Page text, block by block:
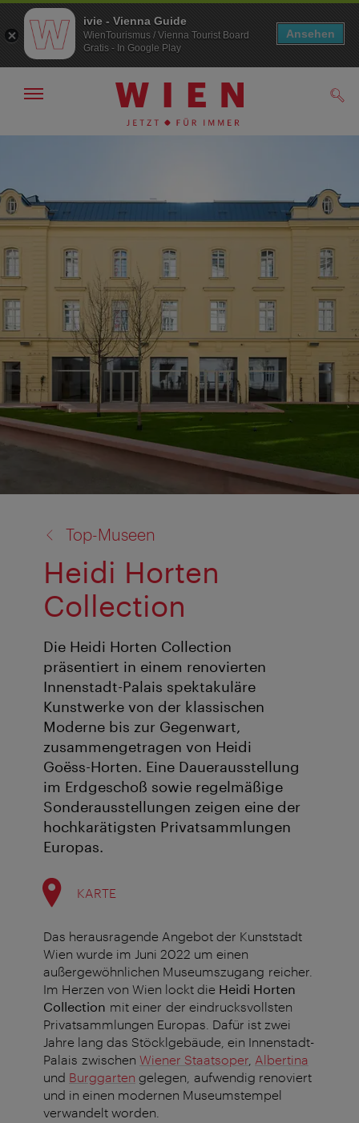
Zur
Zum
Navigation
Top-Museen
Heidi Horten
Collection
Die Heidi Horten Collection
präsentiert in einem renovierten
Innenstadt-Palais spektakuläre
Kunstwerke von der klassischen
Moderne bis zur Gegenwart,
zusammengetragen von Heidi
Goëss-Horten. Eine Dauerausstellung
im Erdgeschoß sowie regelmäßige
Sonderausstellungen zeigen eine der
hochkarätigsten Privatsammlungen
Europas.
KARTE
Das herausragende Angebot der Kunststadt
Wien wurde im Juni 2022 um einen
außergewöhnlichen Museumszugang reicher.
Im Herzen von Wien lockt die Heidi Horten
Collection mit einer der eindrucksvollsten
Privatsammlungen Europas. Dafür ist zwei
Jahre lang das Stöcklgebäude, ein Innenstadt-
Palais zwischen Wiener Staatsoper Albertina
und Burggarten gelegen, aufwendig renoviert
und in einen modernen Museumstempel
verwandelt worden.
ivie - Vienna Guide
WienTourismus / Vienna Tourist Board
Gratis - In Google Play
Ansehen